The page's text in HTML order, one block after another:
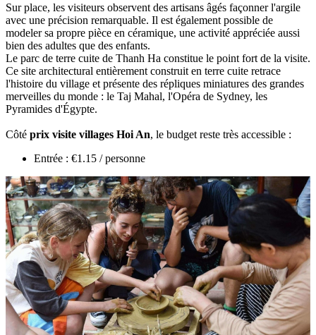
Sur place, les‎ visiteurs observent des artisans âgés façonner‎ l'argile
avec une précision remarquable.‎ Il est également possible de
modeler sa propre pièce en céramique, une activité appréciée aussi
bien des adultes que des enfants.
Le parc de terre cuite de‎ Thanh Ha constitue le point fort de la visite.
Ce site architectural entièrement‎ construit en‎ terre cuite retrace
l'histoire du village et présente des répliques miniatures‎ des grandes‎
merveilles du monde : le Taj Mahal, l'Opéra de Sydney, les
Pyramides‎ d'Égypte.
Côté prix‎ visite villages Hoi An, le budget reste très accessible :
Entrée : €1.15 / personne